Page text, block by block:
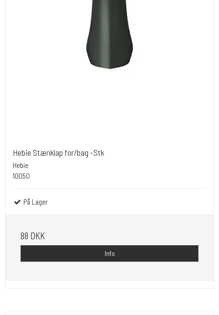
Hebie Stænklap for/bag -Stk
Hebie
10050
På Lager
88 DKK
Info